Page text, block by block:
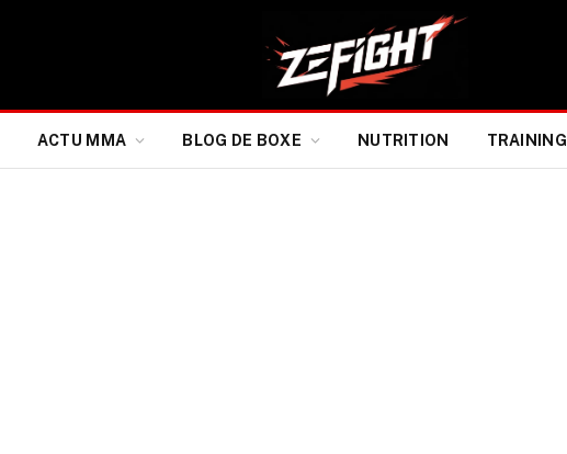
ACTU MMA BLOG DE BOXE NUTRITION TRAINING